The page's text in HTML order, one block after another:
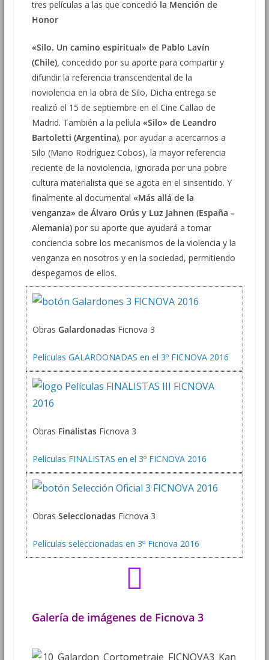
tres películas a las que concedió la Mención de
Honor
«Silo. Un camino espiritual» de Pablo Lavín
(Chile), concedido por su aporte para compartir y
difundir la referencia transcendental de la
noviolencia en la obra de Silo, Dicha entrega se
realizó el 15 de septiembre en el Cine Callao de
Madrid. También a la pelíula «Silo» de Leandro
Bartoletti (Argentina), por ayudar a acercarnos a
Silo (Mario Rodríguez Cobos), la mayor referencia
reciente de la noviolencia, ignorada por una pobre
cultura materialista que se agota en el sinsentido. Y
finalmente al documental «Más allá de la
venganza» de Álvaro Orús y Luz Jahnen (España –
Alemania) por su aporte que ayudará a tomar
conciencia sobre los mecanismos de la violencia y la
venganza en nosotros y en la sociedad, permitiendo
despegarnos de ellos.
Obras GalardonadasFicnova 3
Películas GALARDONADAS en el 3º FICNOVA 2016
Obras FinalistasFicnova 3
Películas FINALISTAS en el 3º FICNOVA 2016
Obras SeleccionadasFicnova 3
Películas seleccionadas en 3º Ficnova 2016
Galería de imágenes de Ficnova 3